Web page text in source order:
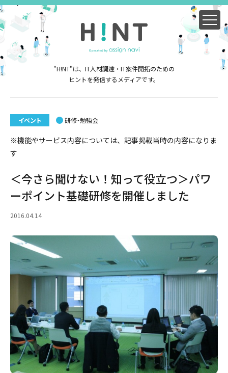
"H!NT"は、IT人材調達・IT案件開拓のための
ヒントを発信するメディアです。
イベント 研修・勉強会
※機能やサービス内容については、記事掲載当時の内容になりま
す
＜今さら聞けない！知って役立つ＞パワ
ーポイント基礎研修を開催しました
2016.04.14